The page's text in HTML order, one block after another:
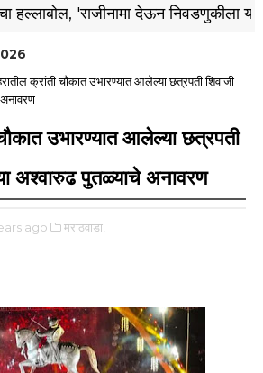
'राजीनामा देऊन निवडणुकीला या'
क्रांती चौकात उभारण्यात आलेल्या छत्रपती शिवाजी
अनावरण
उभारण्यात आलेल्या छत्रपती
अश्वारुढ पुतळ्याचे अनावरण
ago मराठवाडा,